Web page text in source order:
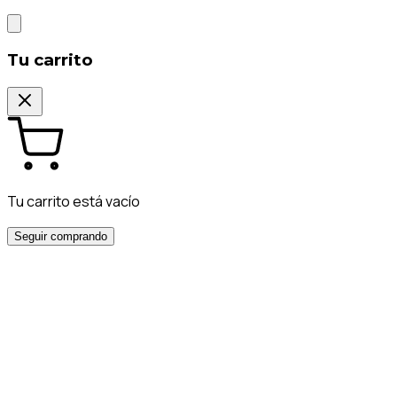
Tu carrito
Tu carrito está vacío
Seguir comprando